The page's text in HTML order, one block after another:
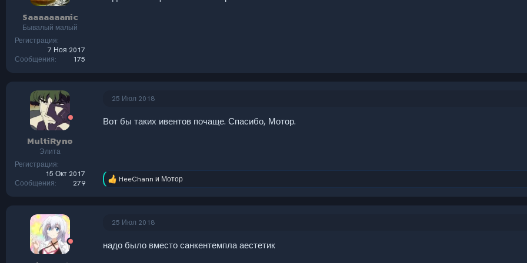
Saaaaaaanic
Бывалый малый
Регистрация
7 Ноя 2017
Сообщения
175
MultiRyno
Элита
Регистрация
15 Окт 2017
Сообщения
279
25 Июл 2018
Вот бы таких ивентов почаще. Спасибо, Мотор.
Р
:
HeeChann и Мотор
25 Июл 2018
надо было вместо санкентемпла аестетик